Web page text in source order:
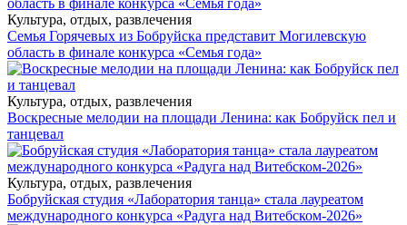
Культура, отдых, развлечения
Семья Горячевых из Бобруйска представит Могилевскую
область в финале конкурса «Семья года»
Культура, отдых, развлечения
Воскресные мелодии на площади Ленина: как Бобруйск пел и
танцевал
Культура, отдых, развлечения
Бобруйская студия «Лаборатория танца» стала лауреатом
международного конкурса «Радуга над Витебском-2026»